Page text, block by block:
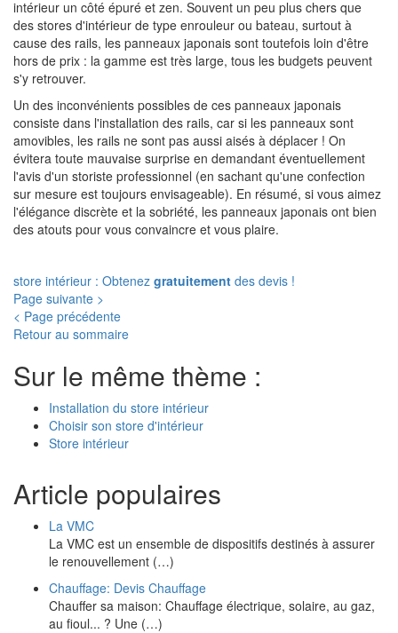
intérieur un côté épuré et zen. Souvent un peu plus chers que
des stores d'intérieur de type enrouleur ou bateau, surtout à
cause des rails, les panneaux japonais sont toutefois loin d'être
hors de prix : la gamme est très large, tous les budgets peuvent
s'y retrouver.
Un des inconvénients possibles de ces panneaux japonais
consiste dans l'installation des rails, car si les panneaux sont
amovibles, les rails ne sont pas aussi aisés à déplacer ! On
évitera toute mauvaise surprise en demandant éventuellement
l'avis d'un storiste professionnel (en sachant qu'une confection
sur mesure est toujours envisageable). En résumé, si vous aimez
l'élégance discrète et la sobriété, les panneaux japonais ont bien
des atouts pour vous convaincre et vous plaire.
store intérieur : Obtenez gratuitement des devis !
Page suivante >
< Page précédente
Retour au sommaire
Sur le même thème :
Installation du store intérieur
Choisir son store d'intérieur
Store intérieur
Article populaires
La VMC
La VMC est un ensemble de dispositifs destinés à assurer
le renouvellement (…)
Chauffage: Devis Chauffage
Chauffer sa maison: Chauffage électrique, solaire, au gaz,
au fioul... ? Une (…)